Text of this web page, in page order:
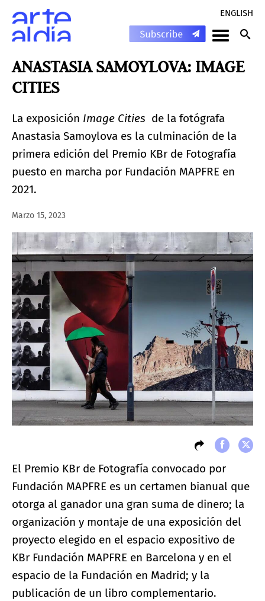
ENGLISH
ANASTASIA SAMOYLOVA: IMAGE
CITIES
La exposición Image Cities de la fotógrafa
Anastasia Samoylova es la culminación de la
primera edición del Premio KBr de Fotografía
puesto en marcha por Fundación MAPFRE en
2021.
Marzo 15, 2023
El Premio KBr de Fotografía convocado por
Fundación MAPFRE es un certamen bianual que
otorga al ganador una gran suma de dinero; la
organización y montaje de una exposición del
proyecto elegido en el espacio expositivo de
KBr Fundación MAPFRE en Barcelona y en el
espacio de la Fundación en Madrid; y la
publicación de un libro complementario.